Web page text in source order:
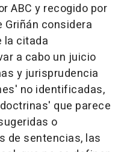
ABC y recogido por
Griñán considera
la citada
a cabo un juicio
y jurisprudencia
no identificadas,
que parece
o
de sentencias, las